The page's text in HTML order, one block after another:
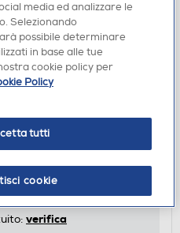
verifica
media ed analizzare le
Selezionando
possibile determinare
in base alle tue
cookie policy per
Policy
tutti
cookie